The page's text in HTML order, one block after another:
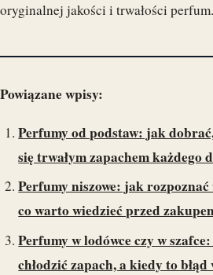
oryginalnej jakości i trwałości perfum.
Powiązane wpisy:
Perfumy od podstaw: jak
się trwałym zapachem każdego
Perfumy niszowe: jak
co warto wiedzieć przed
Perfumy w lodówce czy w
chłodzić zapach, a kiedy to